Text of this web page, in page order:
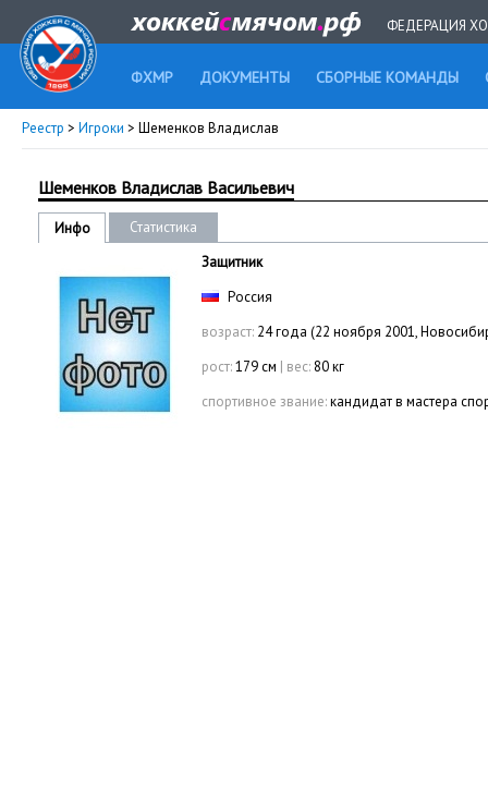
ФЕДЕРАЦИЯ
ФХМР ДОКУМЕНТЫ СБОРНЫЕ КОМАНДЫ
Реестр > Игроки > Шеменков Владислав
Шеменков Владислав Васильевич
Инфо
Статистика
Защитник
Россия
возраст: 24 года (22 ноября 2001,
рост:179 см | вес: 80 кг
спортивное звание:кандидат в мастера